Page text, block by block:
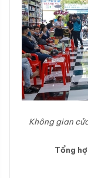
Không gian
Tổng